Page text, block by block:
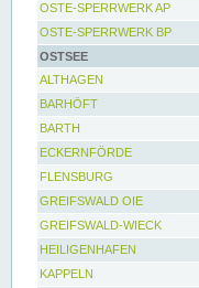
OSTE-SPERRWERK AP
OSTE-SPERRWERK BP
OSTSEE
ALTHAGEN
BARHÖFT
BARTH
ECKERNFÖRDE
FLENSBURG
GREIFSWALD OIE
GREIFSWALD-WIECK
HEILIGENHAFEN
KAPPELN